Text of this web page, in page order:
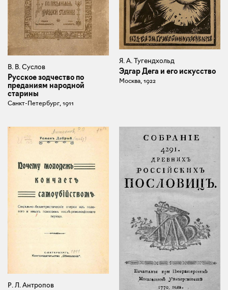
В. В. Суслов
Русское зодчество по
преданиям народной
старины
Санкт-Петербург, 1911
Я. А. Тугендхольд
Эдгар Дега и его искусство
Москва, 1922
Р. Л. Антропов